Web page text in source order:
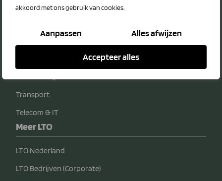
akkoord met ons gebruik van cookies.
Aanpassen Alles afwijzen
Accepteer alles
Energie
Transport
Telecom & IT
Meer LTO
LTO Nederland
LTO Bedrijven (Corporate)